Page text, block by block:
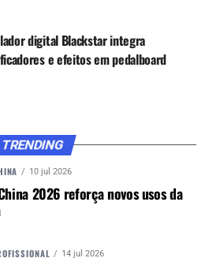
Google News
para estúdio, prática e
Já o Artist FR Special,
para quem precisa de
em ensaios e palcos
digital Blackstar integra
e efeitos em pedalboard
TRENDING
10 jul 2026
2026 reforça novos usos da
14 jul 2026